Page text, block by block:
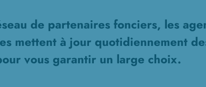
de partenaires fonciers, les
mettent à jour quotidiennement
vous garantir un large choix.